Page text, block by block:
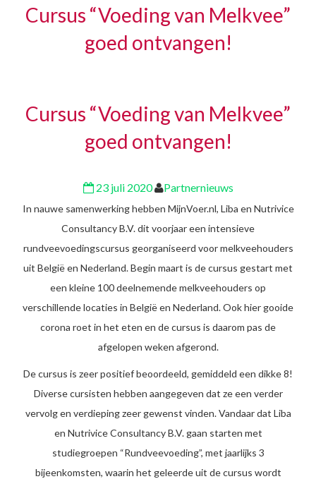
Cursus “Voeding van Melkvee”
goed ontvangen!
Cursus “Voeding van Melkvee”
goed ontvangen!
23 juli 2020 Partnernieuws
In nauwe samenwerking hebben MijnVoer.nl, Liba en Nutrivice
Consultancy B.V. dit voorjaar een intensieve
rundveevoedingscursus georganiseerd voor melkveehouders
uit België en Nederland.Begin maart is de cursus gestart met
een kleine 100 deelnemende melkveehouders op
verschillende locaties in België en Nederland. Ook hier gooide
corona roet in het eten en de cursus is daarom pas de
afgelopen weken afgerond.
De cursus is zeer positief beoordeeld, gemiddeld een dikke 8!
Diverse cursisten hebben aangegeven dat ze een verder
vervolg en verdieping zeer gewenst vinden. Vandaar dat Liba
en Nutrivice Consultancy B.V. gaan starten met
studiegroepen “Rundveevoeding”, met jaarlijks 3
bijeenkomsten, waarin het geleerde uit de cursus wordt